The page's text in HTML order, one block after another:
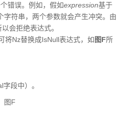
错误。例如，假如expression基于
字符串，两个参数就会产生冲突。由
会拒绝表达式。
将Nz替换成IsNull表达式，如图F所
段中）。
图F